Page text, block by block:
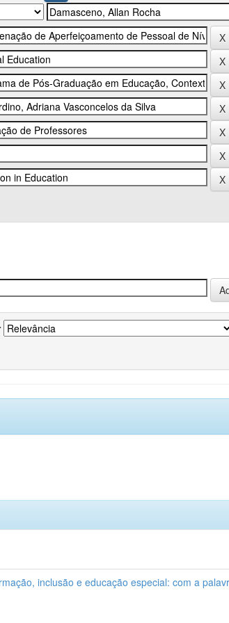
inclusão e educação especial: com a